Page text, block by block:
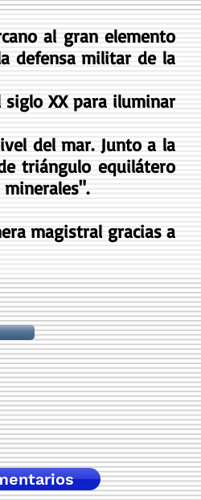
al gran elemento
defensa militar de la
XX para iluminar
del mar. Junto a la
triángulo equilátero
magistral gracias a